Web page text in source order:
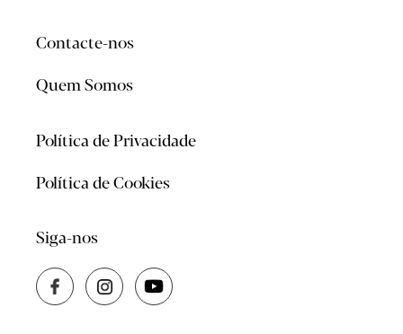
Contacte-nos
Quem Somos
Política de Privacidade
Política de Cookies
Siga-nos